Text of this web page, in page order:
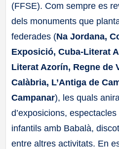
(FFSE). Com sempre es
dels monuments que
federades (Na Jordana,
Exposició, Cuba-Literat
Literat Azorín, Regne de
Calàbria, L’Antiga de
Campanar), les quals
d’exposicions,
infantils amb Babalà,
entre altres activitats. En